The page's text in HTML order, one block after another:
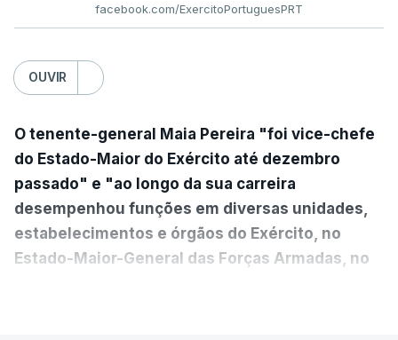
facebook.com/ExercitoPortuguesPRT
OUVIR
O tenente-general Maia Pereira "foi vice-chefe
do Estado-Maior do Exército até dezembro
passado" e "ao longo da sua carreira
desempenhou funções em diversas unidades,
estabelecimentos e órgãos do Exército, no
Estado-Maior-General das Forças Armadas, no